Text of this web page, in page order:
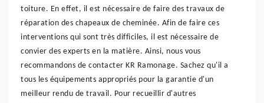
toiture. En effet, il est nécessaire de faire des travaux de
réparation des chapeaux de cheminée. Afin de faire ces
interventions qui sont très difficiles, il est nécessaire de
convier des experts en la matière. Ainsi, nous vous
recommandons de contacter KR Ramonage. Sachez qu'il a
tous les équipements appropriés pour la garantie d'un
meilleur rendu de travail. Pour recueillir d'autres